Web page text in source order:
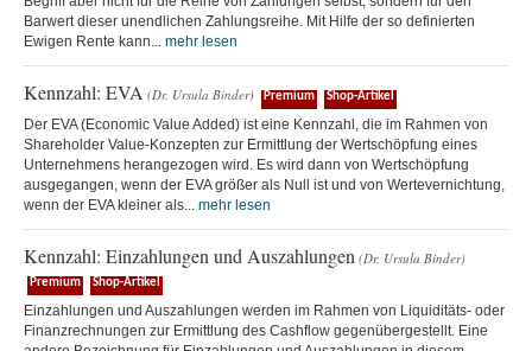
Barwert dieser unendlichen Zahlungsreihe. Mit Hilfe der so definierten
Ewigen Rente kann... mehr lesen
Kennzahl: EVA (Dr. Ursula Binder) Premium Shop-Artikel
Der EVA (Economic Value Added) ist eine Kennzahl, die im Rahmen von
Shareholder Value-Konzepten zur Ermittlung der Wertschöpfung eines
Unternehmens herangezogen wird. Es wird dann von Wertschöpfung
ausgegangen, wenn der EVA größer als Null ist und von Wertevernichtung,
wenn der EVA kleiner als... mehr lesen
Kennzahl: Einzahlungen und Auszahlungen (Dr. Ursula Binder)
Premium Shop-Artikel
Einzahlungen und Auszahlungen werden im Rahmen von Liquiditäts- oder
Finanzrechnungen zur Ermittlung des Cashflow gegenübergestellt. Eine